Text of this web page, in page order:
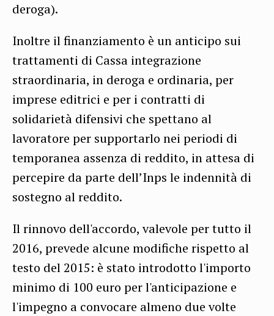
deroga).
Inoltre il finanziamento è un anticipo sui
trattamenti di Cassa integrazione
straordinaria, in deroga e ordinaria, per
imprese editrici e per i contratti di
solidarietà difensivi che spettano al
lavoratore per supportarlo nei periodi di
temporanea assenza di reddito, in attesa di
percepire da parte dell’Inps le indennità di
sostegno al reddito.
Il rinnovo dell'accordo, valevole per tutto il
2016, prevede alcune modifiche rispetto al
testo del 2015: è stato introdotto l'importo
minimo di 100 euro per l'anticipazione e
l'impegno a convocare almeno due volte